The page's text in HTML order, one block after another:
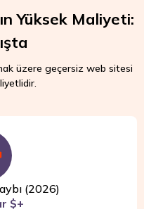
Yüksek Maliyeti:
üzere geçersiz web sitesi
(2026)
$+